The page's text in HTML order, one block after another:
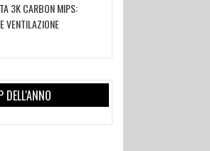
3K CARBON MIPS:
VENTILAZIONE
DELL'ANNO